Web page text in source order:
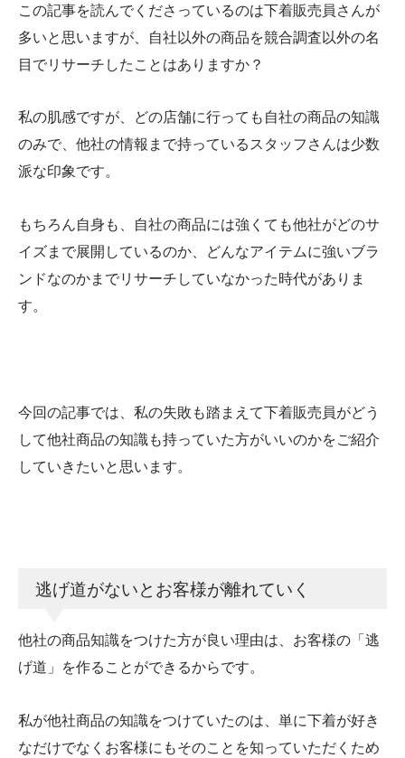
この記事を読んでくださっているのは下着販売員さんが
多いと思いますが、自社以外の商品を競合調査以外の名
目でリサーチしたことはありますか？
私の肌感ですが、どの店舗に行っても自社の商品の知識
のみで、他社の情報まで持っているスタッフさんは少数
派な印象です。
もちろん自身も、自社の商品には強くても他社がどのサ
イズまで展開しているのか、どんなアイテムに強いブラ
ンドなのかまでリサーチしていなかった時代がありま
す。
今回の記事では、私の失敗も踏まえて下着販売員がどう
して他社商品の知識も持っていた方がいいのかをご紹介
していきたいと思います。
逃げ道がないとお客様が離れていく
他社の商品知識をつけた方が良い理由は、お客様の「逃
げ道」を作ることができるからです。
私が他社商品の知識をつけていたのは、単に下着が好き
なだけでなくお客様にもそのことを知っていただくため